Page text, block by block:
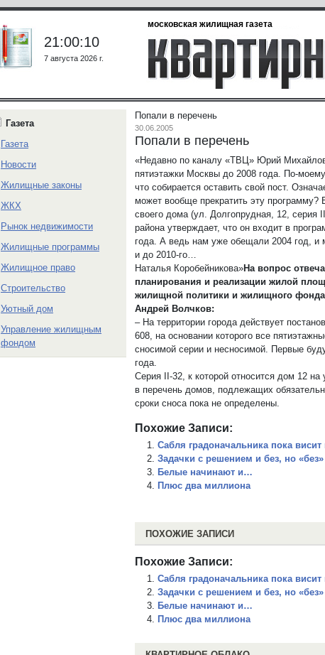
московская жилищная газета
21:00:10
7 августа 2026 г.
Попали в перечень
30.06.2005
Попали в перечень
«Недавно по каналу «ТВЦ» Юрий
пятиэтажки Москвы до 2008 года. По-
что собирается оставить свой пост.
может вообще прекратить эту
своего дома (ул. Долгопрудная, 12, серия
района утверждает, что он входит в
года. А ведь нам уже обещали 2004 год, и
и до 2010-го…
Наталья Коробейникова»На вопрос
планирования и реализации жилой
жилищной политики и жилищного
Андрей Волчков:
– На территории города действует
608, на основании которого все
сносимой серии и несносимой. Первые
года.
Серия II-32, к которой относится дом 12
в перечень домов, подлежащих
сроки сноса пока не определены.
Похожие Записи:
Сабля градоначальника пока висит
Задачки с решением и без, но
Белые начинают и…
Плюс два миллиона
ПОХОЖИЕ ЗАПИСИ
Похожие Записи:
Сабля градоначальника пока висит
Задачки с решением и без, но
Белые начинают и…
Плюс два миллиона
Газета
Газета
Новости
Жилищные законы
ЖКХ
Рынок недвижимости
Жилищные программы
Жилищное право
Строительство
Уютный дом
Управление жилищным
фондом